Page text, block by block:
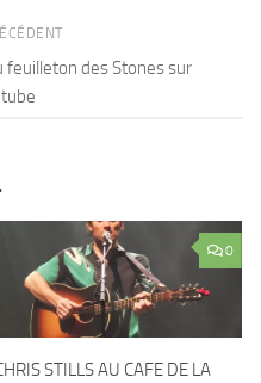
feuilleton des Stones sur
0
STILLS AU CAFE DE LA